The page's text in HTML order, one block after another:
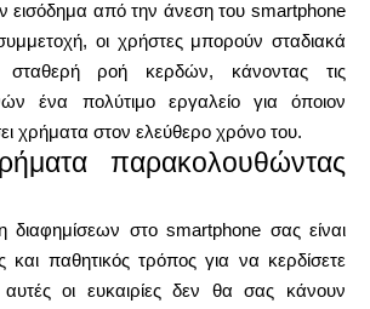
εισόδημα από την άνεση του smartphone
οι χρήστες μπορούν σταδιακά
ροή κερδών, κάνοντας τις
ένα πολύτιμο εργαλείο για όποιον
χρήματα στον ελεύθερο χρόνο του.
παρακολουθώντας
στο smartphone σας είναι
παθητικός τρόπος για να κερδίσετε
οι ευκαιρίες δεν θα σας κάνουν